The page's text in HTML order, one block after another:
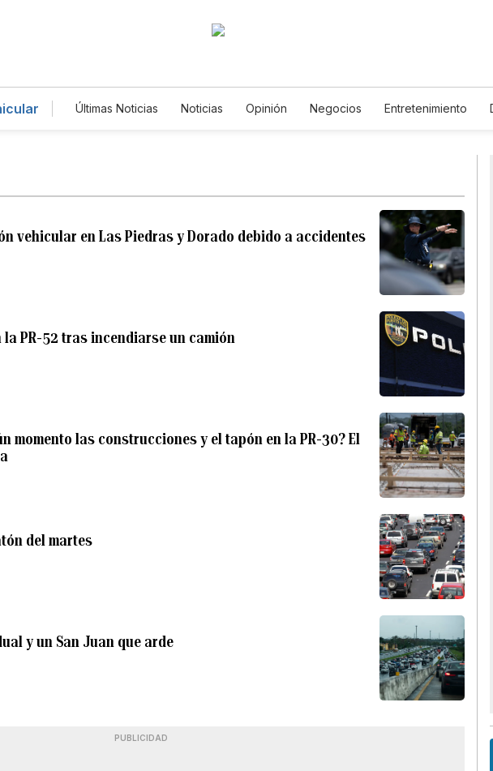
Últimas Noticias Noticias Opinión Negocios Entretenimiento
vehicular en Las Piedras y Dorado debido a accidentes
PR-52 tras incendiarse un camión
momento las construcciones y el tapón en la PR-30? El
del martes
y un San Juan que arde
PUBLICIDAD